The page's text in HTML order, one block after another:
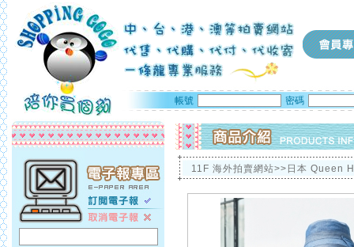
帳號 密碼
11F 海外拍賣網站>>日本 Queen